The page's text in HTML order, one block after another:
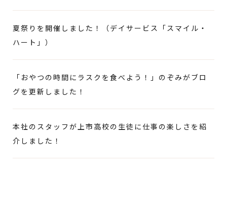
夏祭りを開催しました！（デイサービス「スマイル・
ハート」）
「おやつの時間にラスクを食べよう！」のぞみがブロ
グを更新しました！
本社のスタッフが上市高校の生徒に仕事の楽しさを紹
介しました！